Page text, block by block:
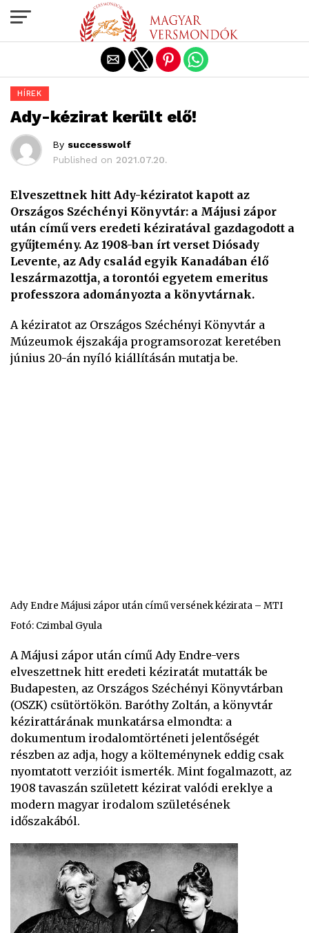
HÍREK
Ady-kézirat került elő!
By successwolf
Published on 2021.07.20.
Elveszettnek hitt Ady-kéziratot kapott az
Országos Széchényi Könyvtár: a Májusi zápor
után című vers eredeti kéziratával gazdagodott a
gyűjtemény. Az 1908-ban írt verset Diósady
Levente, az Ady család egyik Kanadában élő
leszármazottja, a torontói egyetem emeritus
professzora adományozta a könyvtárnak.
A kéziratot az Országos Széchényi Könyvtár a
Múzeumok éjszakája programsorozat keretében
június 20-án nyíló kiállításán mutatja be.
Ady Endre Májusi zápor után című versének kézirata – MTI
Fotó: Czimbal Gyula
A Májusi zápor után című Ady Endre-vers
elveszettnek hitt eredeti kéziratát mutatták be
Budapesten, az Országos Széchényi Könyvtárban
(OSZK) csütörtökön. Baróthy Zoltán, a könyvtár
kézirattárának munkatársa elmondta: a
dokumentum irodalomtörténeti jelentőségét
részben az adja, hogy a költeménynek eddig csak
nyomtatott verzióit ismerték. Mint fogalmazott, az
1908 tavaszán született kézirat valódi ereklye a
modern magyar irodalom születésének
időszakából.
Exit mobile version